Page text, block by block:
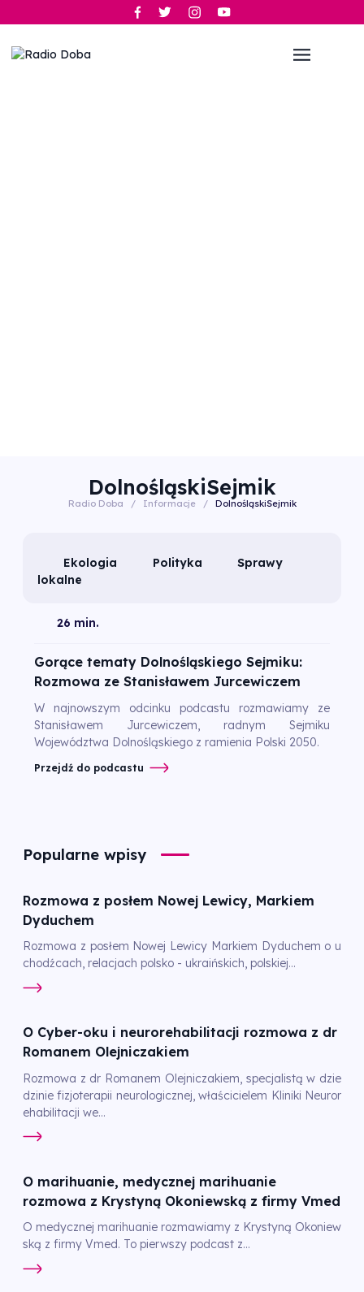
DolnośląskiSejmik
Radio Doba / Informacje / DolnośląskiSejmik
Ekologia Polityka
Sprawy
lokalne
26 min.
Gorące tematy Dolnośląskiego Sejmiku:
Rozmowa ze Stanisławem Jurcewiczem
W najnowszym odcinku podcastu rozmawiamy ze
Stanisławem Jurcewiczem, radnym Sejmiku
Województwa Dolnośląskiego z ramienia Polski 2050.
Przejdź do podcastu
Popularne wpisy
Rozmowa z posłem Nowej Lewicy, Markiem
Dyduchem
Rozmowa z posłem Nowej Lewicy Markiem Dyduchem o u
chodźcach, relacjach polsko - ukraińskich, polskiej...
O Cyber-oku i neurorehabilitacji rozmowa z dr
Romanem Olejniczakiem
Rozmowa z dr Romanem Olejniczakiem, specjalistą w dzie
dzinie fizjoterapii neurologicznej, właścicielem Kliniki Neuror
ehabilitacji we...
O marihuanie, medycznej marihuanie
rozmowa z Krystyną Okoniewską z firmy Vmed
O medycznej marihuanie rozmawiamy z Krystyną Okoniew
ską z firmy Vmed. To pierwszy podcast z...